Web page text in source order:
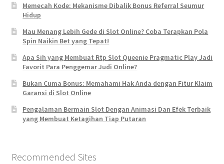
Memecah Kode: Mekanisme Dibalik Bonus Referral Seumur
Hidup
Mau Menang Lebih Gede di Slot Online? Coba Terapkan Pola
Spin Naikin Bet yang Tepat!
Apa Sih yang Membuat Rtp Slot Queenie Pragmatic Play Jadi
Favorit Para Penggemar Judi Online?
Bukan Cuma Bonus: Memahami Hak Anda dengan Fitur Klaim
Garansi di Slot Online
Pengalaman Bermain Slot Dengan Animasi Dan Efek Terbaik
yang Membuat Ketagihan Tiap Putaran
Recommended Sites